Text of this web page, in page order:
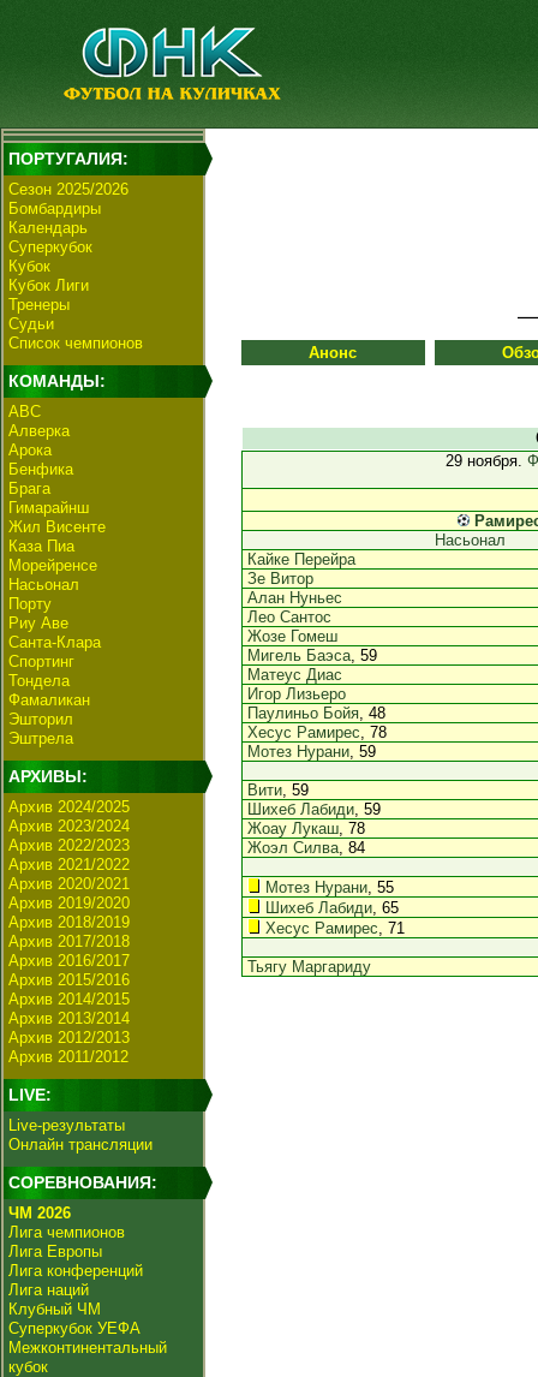
ПОРТУГАЛИЯ:
Сезон 2025/2026
Бомбардиры
Календарь
Суперкубок
Кубок
Кубок Лиги
Тренеры
Судьи
Список чемпионов
КОМАНДЫ:
АВС
Алверка
Арока
Бенфика
Брага
Гимарайнш
Жил Висенте
Каза Пиа
Морейренсе
Насьонал
Порту
Риу Аве
Санта-Клара
Спортинг
Тондела
Фамаликан
Эшторил
Эштрела
АРХИВЫ:
Архив 2024/2025
Архив 2023/2024
Архив 2022/2023
Архив 2021/2022
Архив 2020/2021
Архив 2019/2020
Архив 2018/2019
Архив 2017/2018
Архив 2016/2017
Архив 2015/2016
Архив 2014/2015
Архив 2013/2014
Архив 2012/2013
Архив 2011/2012
LIVE:
Live-результаты
Онлайн трансляции
СОРЕВНОВАНИЯ:
ЧМ 2026
Лига чемпионов
Лига Европы
Лига конференций
Лига наций
Клубный ЧМ
Суперкубок УЕФА
Межконтинентальный
кубок
Анонс
29 ноября.
Насьонал
Кайке Перейра
Зе Витор
Алан Нуньес
Лео Сантос
Жозе Гомеш
Мигель Баэса, 59
Матеус Диас
Игор Лизьеро
Паулиньо Бойя, 48
Хесус Рамирес, 78
Мотез Нурани, 59
Вити, 59
Шихеб Лабиди, 59
Жоау Лукаш, 78
Жоэл Силва, 84
Мотез Нурани, 55
Шихеб Лабиди, 65
Хесус Рамирес, 71
Тьягу Маргариду